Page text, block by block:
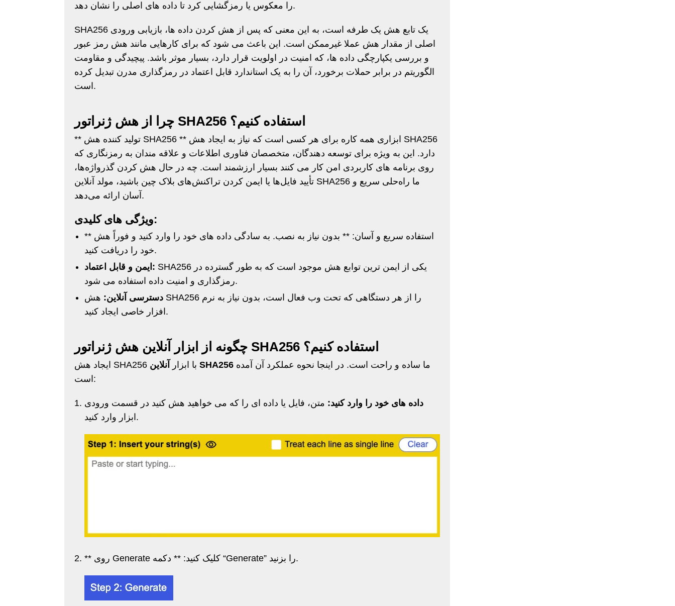
را معکوس یا رمزگشایی کرد تا داده های اصلی را نشان دهد.
SHA256 یک تابع هش یک طرفه است، به این معنی که پس از هش کردن داده ها، بازیابی ورودی
اصلی از مقدار هش عملا غیرممکن است. این باعث می شود که برای کارهایی مانند هش رمز عبور
و بررسی یکپارچگی داده ها، که امنیت در اولویت قرار دارد، بسیار موثر باشد. پیچیدگی و مقاومت
الگوریتم در برابر حملات برخورد، آن را به یک استاندارد قابل اعتماد در رمزگذاری مدرن تبدیل کرده
است.
چرا از هش ژنراتور SHA256 استفاده کنیم؟
** تولید کننده هش SHA256 ** ابزاری همه کاره برای هر کسی است که نیاز به ایجاد هش SHA256
دارد. این به ویژه برای توسعه دهندگان، متخصصان فناوری اطلاعات و علاقه مندان به رمزنگاری که
روی برنامه های کاربردی امن کار می کنند بسیار ارزشمند است. چه در حال هش کردن گذرواژه‌ها،
تأیید فایل‌ها یا ایمن کردن تراکنش‌های بلاک چین باشید، مولد آنلاین SHA256 ما راه‌حلی سریع و
آسان ارائه می‌دهد.
ویژگی های کلیدی:
** استفاده سریع و آسان: ** بدون نیاز به نصب. به سادگی داده های خود را وارد کنید و فوراً هش
خود را دریافت کنید.
ایمن و قابل اعتماد: SHA256 یکی از ایمن ترین توابع هش موجود است که به طور گسترده در
رمزگذاری و امنیت داده استفاده می شود.
دسترسی آنلاین: هش SHA256 را از هر دستگاهی که تحت وب فعال است، بدون نیاز به نرم
افزار خاصی ایجاد کنید.
چگونه از ابزار آنلاین هش ژنراتور SHA256 استفاده کنیم؟
ایجاد هش SHA256 با ابزار آنلاین SHA256
است:
داده های خود را وارد کنید: متن، فایل یا داده ای را که می خواهید هش کنید در قسمت ورودی
ابزار وارد کنید.
** روی Generate کلیک کنید: ** دکمه “Generate” را بزنید.